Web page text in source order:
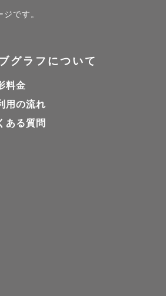
です。
グラフについて
料金
用の流れ
ある質問